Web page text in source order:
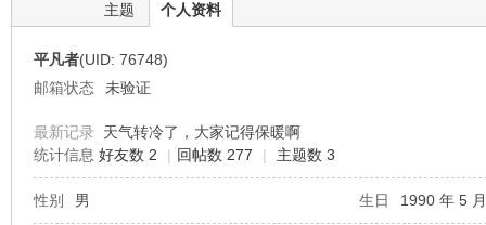
主题 个人资料
平凡者(UID: 76748)
邮箱状态
未验证
最新记录 天气转冷了，大家记得保暖啊
统计信息 好友数 2 | 回帖数 277 | 主题数 3
性别 男 生日 1990 年 5